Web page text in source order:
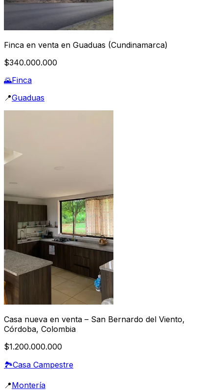
Finca en venta en Guaduas (Cundinamarca)
$340.000.000
🌄Finca
📍Guaduas
Casa nueva en venta – San Bernardo del Viento,
Córdoba, Colombia
$1.200.000.000
🏞️Casa Campestre
📍Montería